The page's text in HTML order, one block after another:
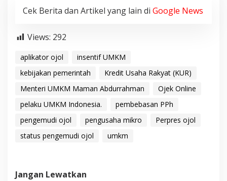
Cek Berita dan Artikel yang lain di Google News
Views: 292
aplikator ojol
insentif UMKM
kebijakan pemerintah
Kredit Usaha Rakyat (KUR)
Menteri UMKM Maman Abdurrahman
Ojek Online
pelaku UMKM Indonesia.
pembebasan PPh
pengemudi ojol
pengusaha mikro
Perpres ojol
status pengemudi ojol
umkm
Jangan Lewatkan